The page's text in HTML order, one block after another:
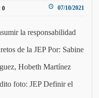
0 07/10/2021
la responsabilidad
de la JEP Por: Sabine
Hobeth Martínez
foto: JEP Definir el